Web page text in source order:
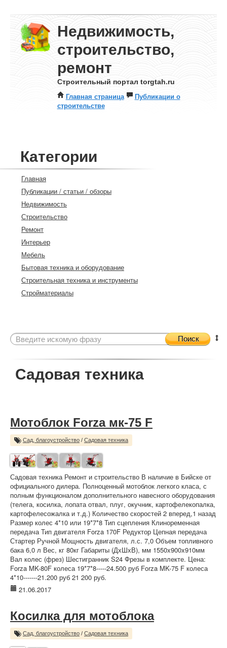
Недвижимость,
строительство,
ремонт
Строительный портал torgtah.ru
Главная страница
Публикации о
строительстве
Категории
Главная
Публикации / статьи / обзоры
Недвижимость
Строительство
Ремонт
Интерьер
Мебель
Бытовая техника и оборудование
Строительная техника и инструменты
Стройматериалы
Поиск
Садовая техника
Мотоблок Forza мк-75 F
Сад, благоустройство / Садовая техника
Садовая техника Ремонт и строительство В наличие в Бийске от
официального дилера. Полноценный мотоблок легкого класа, с
полным функционалом дополнительного навесного оборудования
(телега, косилка, лопата отвал, плуг, окучник, картофелекопалка,
картофелесожалка и т.д.) Количество скоростей 2 вперед,1 назад
Размер колес 4*10 или 19*7*8 Тип сцепления Клиноременная
передача Тип двигателя Forza 170F Редуктор Цепная передача
Стартер Ручной Мощность двигателя, л.с. 7,0 Объем топливного
бака 6,0 л Вес, кг 80кг Габариты (ДхШхВ), мм 1550x900x910мм
Вал колес (фрез) Шестигранник S24 Фрезы в комплекте. Цена:
Forza MK-80F колеса 19*7*8-----24.500 руб Forza MK-75 F колеса
4*10-------21.200 руб 21 200 руб.
21.06.2017
Косилка для мотоблока
Сад, благоустройство / Садовая техника